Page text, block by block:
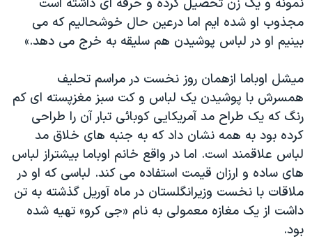
نمونه و یک زن تحصیل کرده و حرفه ای داشته است
مجذوب او شده ایم اما درعین حال خوشحالیم که می
بینیم او در لباس پوشیدن هم سلیقه به خرج می دهد.»
میشل اوباما ازهمان روز نخست در مراسم تحلیف
همسرش با پوشیدن یک لباس و کت سبز مغزپسته ای کم
رنگ که یک طراح مد آمریکایی کوبائی تبار آن را طراحی
کرده بود به همه نشان داد که به جنبه های خلاق مد
لباس علاقمند است. اما در واقع خانم اوباما بیشتراز لباس
های ساده و ارزان قیمت استفاده می کند. لباسی که او در
ملاقات با نخست وزیرانگلستان در ماه آوریل گذشته به تن
داشت از یک مغازه معمولی به نام «جی کرو» تهیه شده
بود.